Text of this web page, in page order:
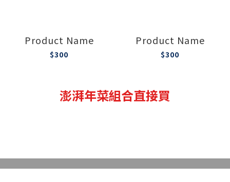
Product Name
$300
Product Name
$300
澎湃年菜組合直接買
已售完